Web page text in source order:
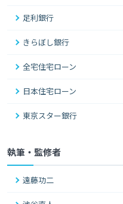
足利銀行
きらぼし銀行
全宅住宅ローン
日本住宅ローン
東京スター銀行
執筆・監修者
遠藤功二